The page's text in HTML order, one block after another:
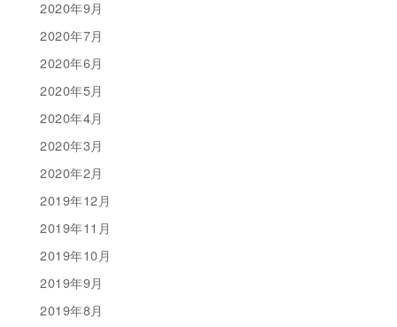
2020年9月
2020年7月
2020年6月
2020年5月
2020年4月
2020年3月
2020年2月
2019年12月
2019年11月
2019年10月
2019年9月
2019年8月